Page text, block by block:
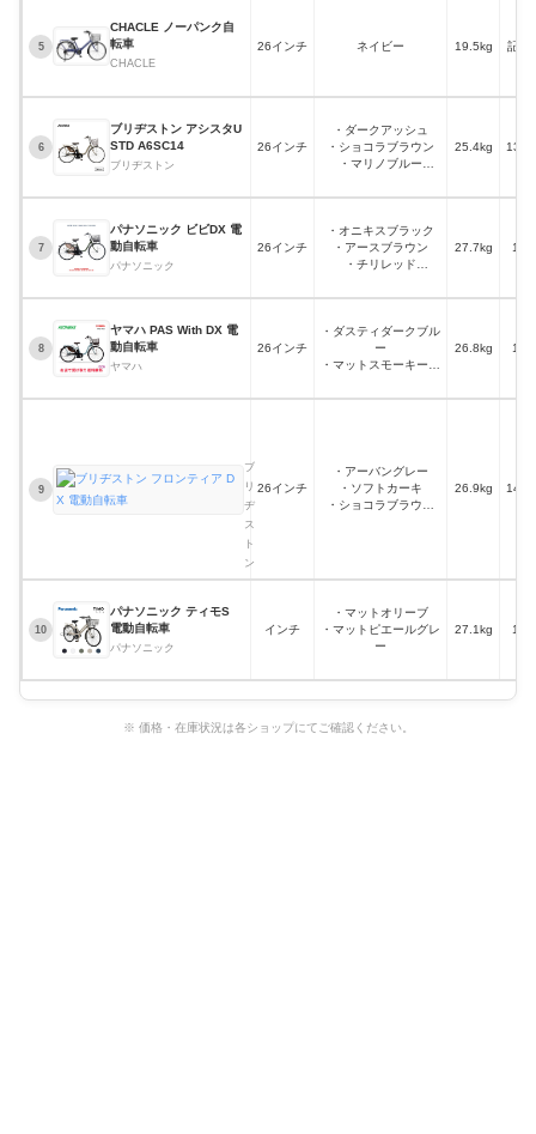
5
CHACLE ノーパンク自
転車
CHACLE
26インチ ネイビー 19.5kg 記載
6
ブリヂストン アシスタU
STD A6SC14
ブリヂストン
26インチ
・ダークアッシュ
・ショコラブラウン
・マリノブルー
など
25.4kg
7
パナソニック ビビDX 電
動自転車
パナソニック
26インチ
・オニキスブラック
・アースブラウン
・チリレッド
27.7kg
8
ヤマハ PAS With DX 電
動自転車
ヤマハ
26インチ
・ダスティダークブル
ー
・マットスモーキーブ
・シャンパンシルバー
ラウン
・マットマーガレット
イエロー
26.8kg
9
ス
ト
ロ
ン
テ
ィ
自
転
ブ
リ
ヂ
ス
ト
ン
26インチ
・アーバングレー
・ソフトカーキ
・ショコラブラウン
26.9kg
10
パナソニック ティモS
電動自転車
パナソニック
インチ
・マットオリーブ
・マットピエールグレ
ー
27.1kg
※ 価格・在庫状況は各ショップにてご確認ください。